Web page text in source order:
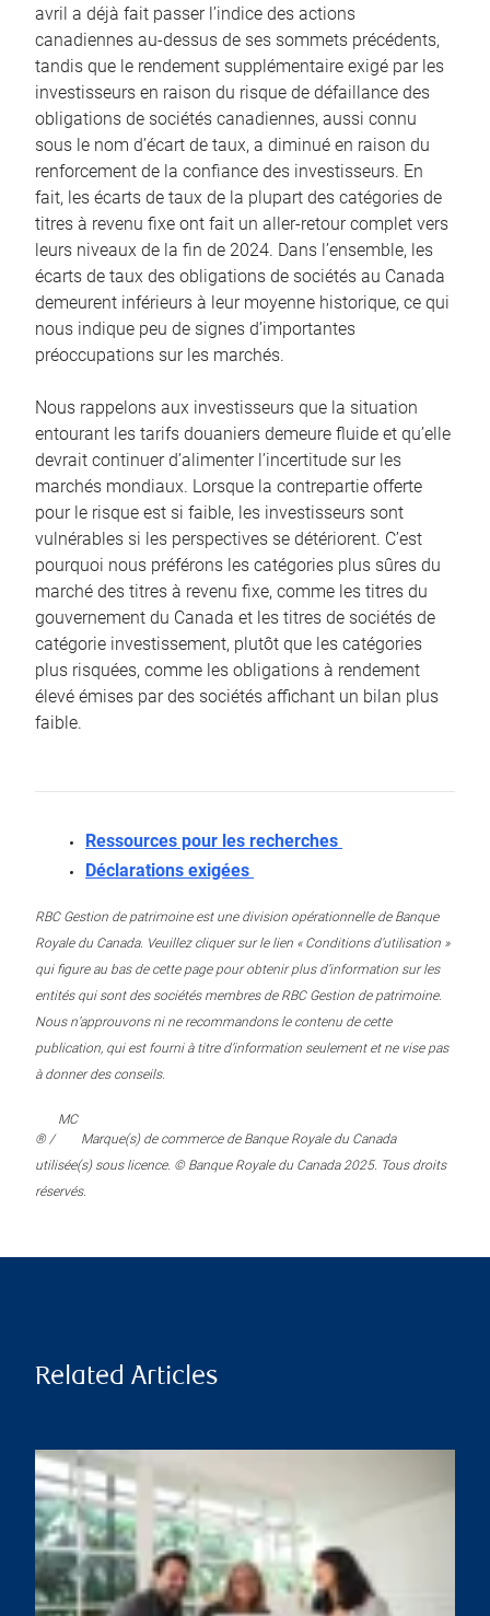
avril a déjà fait passer l’indice des actions
canadiennes au-dessus de ses sommets précédents,
tandis que le rendement supplémentaire exigé par les
investisseurs en raison du risque de défaillance des
obligations de sociétés canadiennes, aussi connu
sous le nom d’écart de taux, a diminué en raison du
renforcement de la confiance des investisseurs. En
fait, les écarts de taux de la plupart des catégories de
titres à revenu fixe ont fait un aller-retour complet vers
leurs niveaux de la fin de 2024. Dans l’ensemble, les
écarts de taux des obligations de sociétés au Canada
demeurent inférieurs à leur moyenne historique, ce qui
nous indique peu de signes d’importantes
préoccupations sur les marchés.
Nous rappelons aux investisseurs que la situation
entourant les tarifs douaniers demeure fluide et qu’elle
devrait continuer d’alimenter l’incertitude sur les
marchés mondiaux. Lorsque la contrepartie offerte
pour le risque est si faible, les investisseurs sont
vulnérables si les perspectives se détériorent. C’est
pourquoi nous préférons les catégories plus sûres du
marché des titres à revenu fixe, comme les titres du
gouvernement du Canada et les titres de sociétés de
catégorie investissement, plutôt que les catégories
plus risquées, comme les obligations à rendement
élevé émises par des sociétés affichant un bilan plus
faible.
Ressources pour les recherches
Déclarations exigées
RBC Gestion de patrimoine est une division opérationnelle de Banque
Royale du Canada. Veuillez cliquer sur le lien « Conditions d’utilisation »
qui figure au bas de cette page pour obtenir plus d’information sur les
entités qui sont des sociétés membres de RBC Gestion de patrimoine.
Nous n’approuvons ni ne recommandons le contenu de cette
publication, qui est fourni à titre d’information seulement et ne vise pas
à donner des conseils.
® /
MC
Marque(s) de commerce de Banque Royale du Canada
utilisée(s) sous licence. © Banque Royale du Canada 2025. Tous droits
réservés.
Related Articles